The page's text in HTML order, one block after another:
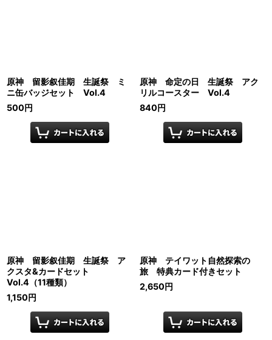
原神 留影叙佳期 生誕祭 ミ
ニ缶バッジセット Vol.4
500円
原神 命定の日 生誕祭 アク
リルコースター Vol.4
840円
原神 留影叙佳期 生誕祭 ア
クスタ&カードセット
Vol.4（11種類）
1,150円
原神 テイワット自然探索の
旅 特典カード付きセット
2,650円